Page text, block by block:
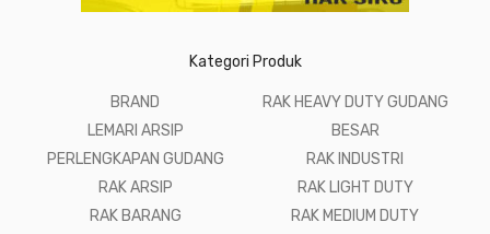
Kategori Produk
BRAND
LEMARI ARSIP
PERLENGKAPAN GUDANG
RAK ARSIP
RAK BARANG
RAK HEAVY DUTY GUDANG
BESAR
RAK INDUSTRI
RAK LIGHT DUTY
RAK MEDIUM DUTY